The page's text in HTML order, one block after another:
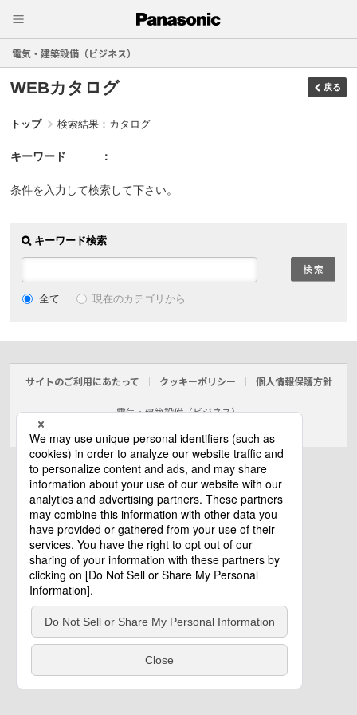
電気・建築設備（ビジネス）
WEBカタログ 戻る
トップ 検索結果：カタログ
キーワード
条件を入力して検索して下さい。
キーワード検索
全て 現在のカテゴリから
サイトのご利用にあたって クッキーポリシー 個人情報保護方針
電気・建築設備（ビジネス）